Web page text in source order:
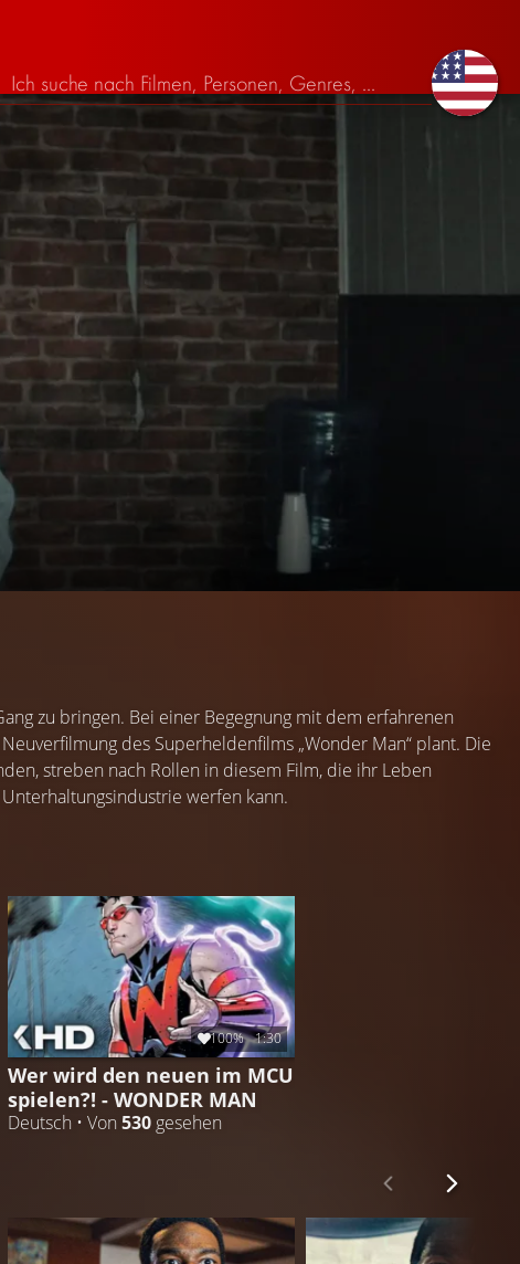
zu bringen. Bei einer Begegnung mit dem erfahrenen
des Superheldenfilms „Wonder Man“ plant. Die
streben nach Rollen in diesem Film, die ihr Leben
werfen kann.
100% 1:30
Wer wird den neuen im MCU
spielen?! - WONDER MAN
Deutsch • Von 530 gesehen